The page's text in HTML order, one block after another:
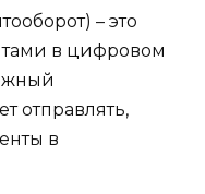
– это
в цифровом
отправлять,
в